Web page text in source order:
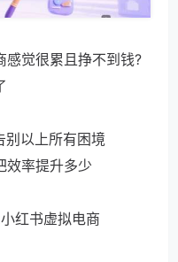
感觉很累且挣不到钱?
别以上所有困境
效率提升多少
红书虚拟电商